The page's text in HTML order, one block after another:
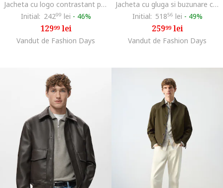
Jacheta cu logo contrastant pentru fotbal, Bleumarin
Initial: 24299 lei - 46%
12999lei
Vandut de Fashion Days
Jacheta cu gluga si buzunare cu fermoar, Negru/Gri
Initial: 51856 lei - 49%
25999lei
Vandut de Fashion Days